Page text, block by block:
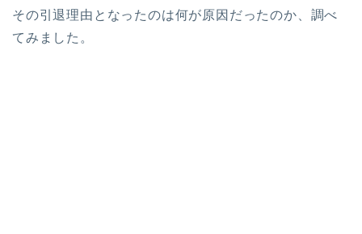
その引退理由となったのは何が原因だったのか、調べ
てみました。